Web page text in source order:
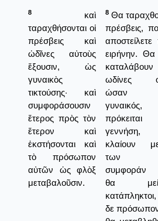
8
καὶ
ταραχθήσονται οἱ
πρέσβεις καὶ
ὠδῖνες αὐτοὺς
ἕξουσιν, ὡς
γυναικὸς
τικτούσης· καὶ
συμφοράσουσιν
ἕτερος πρὸς τὸν
ἕτερον καὶ
ἐκστήσονται καὶ
τὸ πρόσωπον
αὐτῶν ὡς φλὸξ
μεταβαλοῦσιν.
8 Θα
πρέσβεις,
ειρήνην. Θα
καταλάβουν
ωδίνες
ώσαν
κλαίουν
των
συμφοράν
θα
δε